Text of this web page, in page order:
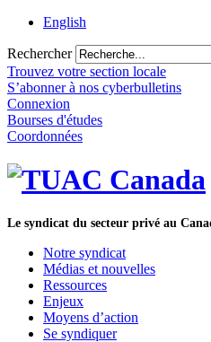
English
Rechercher
Trouvez votre section locale
S’abonner à nos cyberbulletins
Connexion
Bourses d'études
Coordonnées
Le syndicat du secteur privé au
Notre syndicat
Médias et nouvelles
Ressources
Enjeux
Moyens d’action
Se syndiquer